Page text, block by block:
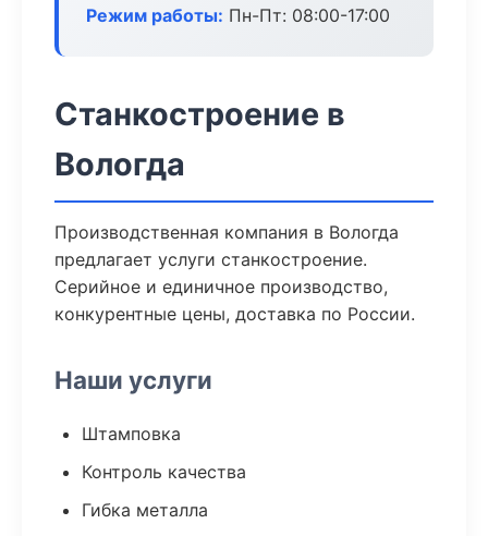
Режим работы: Пн-Пт: 08:00-17:00
Станкостроение в
Вологда
Производственная компания в Вологда
предлагает услуги станкостроение.
Серийное и единичное производство,
конкурентные цены, доставка по России.
Наши услуги
Штамповка
Контроль качества
Гибка металла